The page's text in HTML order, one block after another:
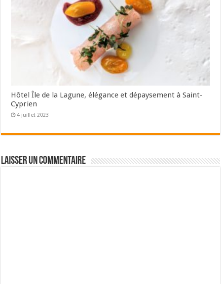
Hôtel Île de la Lagune, élégance et dépaysement à Saint-
Cyprien
4 juillet 2023
Laisser un commentaire